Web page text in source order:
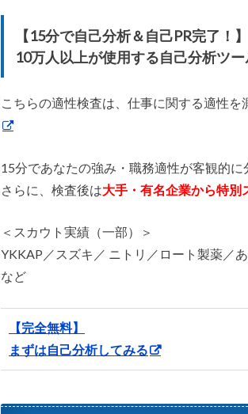
【15分で自己分析＆自己PR完了！】
10万人以上が使用する自己分析ツ
こちらの適性検査は、仕事に関する適性を
15分であなたの強み・職務適性が客観的に
さらに、検査後は大手・有名企業から特別
＜スカウト実績（一部）＞
YKKAP／スズキ／ ニトリ／ロート製薬／
など
【完全無料】
まずは自己分析してみる